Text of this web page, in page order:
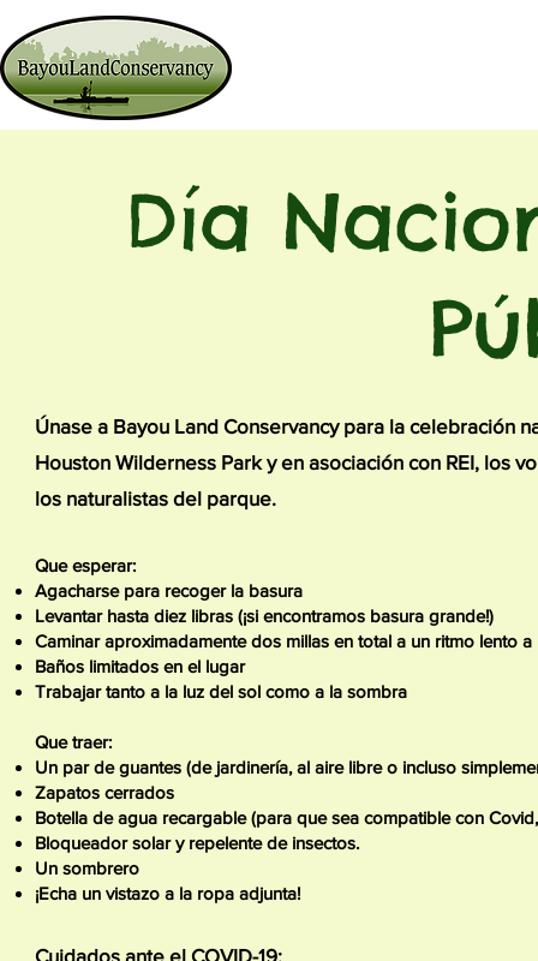
Día
Únase a Bayou Land Conservancy para la celebración
Houston Wilderness Park y en asociación con REI, los
los naturalistas del parque.
Que esperar:
Agacharse para recoger la basura
Levantar hasta diez libras (¡si encontramos basura grande!)
Caminar aproximadamente dos millas en total a un ritmo lento
Baños limitados en el lugar
Trabajar tanto a la luz del sol como a la sombra
Que traer:
Un par de guantes (de jardinería, al aire libre o incluso
Zapatos cerrados
Botella de agua recargable (para que sea compatible con
Bloqueador solar y repelente de insectos.
Un sombrero
¡Echa un vistazo a la ropa adjunta!
Cuidados ante el COVID-19: